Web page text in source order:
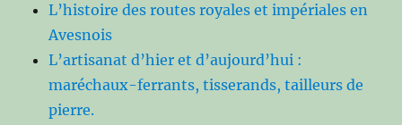
L’histoire des routes royales et impériales en
Avesnois
L’artisanat d’hier et d’aujourd’hui :
maréchaux-ferrants, tisserands, tailleurs de
pierre.